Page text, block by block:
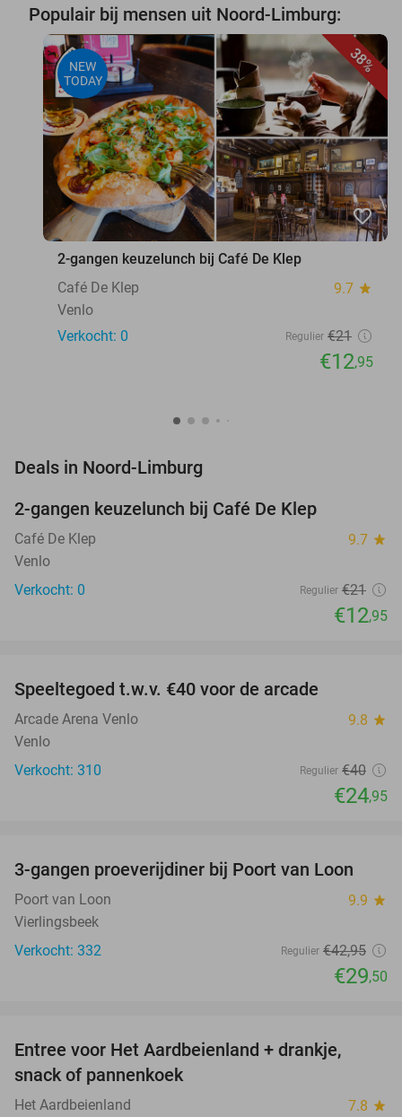
Populair bij mensen uit Noord-Limburg:
38%
NEW
TODAY
favorite_border
2-gangen keuzelunch bij Café De Klep
Café De Klep
9.7 star
Venlo
Verkocht: 0
Regulier €21
€12,95
Deals in Noord-Limburg
NEW
TODAY
2-gangen keuzelunch bij Café De Klep
Café De Klep 9.7 star
Venlo
Verkocht: 0
Regulier €21
€12,95
Speeltegoed t.w.v. €40 voor de arcade
Arcade Arena Venlo 9.8 star
Venlo
Verkocht: 310
Regulier €40
€24,95
31%
3-gangen proeverijdiner bij Poort van Loon
Poort van Loon 9.9 star
Vierlingsbeek
Verkocht: 332
Regulier €42,95
€29,50
Entree voor Het Aardbeienland + drankje,
snack of pannenkoek
Het Aardbeienland 7.8 star